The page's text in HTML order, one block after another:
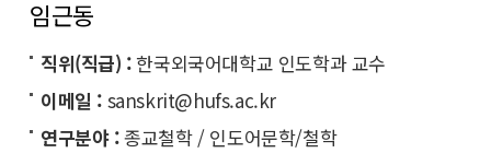
임근동
직위(직급) 한국외국어대학교 인도학과 교수
이메일
sanskrit@hufs.ac.kr
연구분야 종교철학 / 인도어문학/철학